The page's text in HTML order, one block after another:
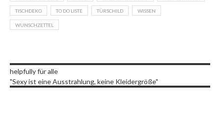
TISCHDEKO TO DO LISTE TÜRSCHILD WISSEN
WUNSCHZETTEL
helpfully für alle
"Sexy ist eine Ausstrahlung, keine Kleidergröße"